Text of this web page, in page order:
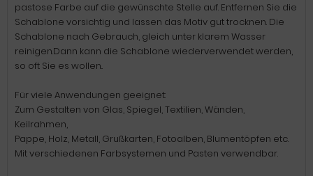
pastose Farbe auf die gewünschte Stelle auf. Entfernen Sie die
Schablone vorsichtig und lassen das Motiv gut trocknen. Die
Schablone nach Gebrauch, gleich unter klarem Wasser
reinigen.Dann kann die Schablone wiederverwendet werden,
so oft Sie es wollen..
Für viele Anwendungen geeignet:
Zum Gestalten von Glas, Spiegel, Textilien, Wänden,
Keilrahmen,
Pappe, Holz, Metall, Grußkarten, Fotoalben, Blumentöpfen etc.
Mit verschiedenen Farbsystemen und Pasten verwendbar.